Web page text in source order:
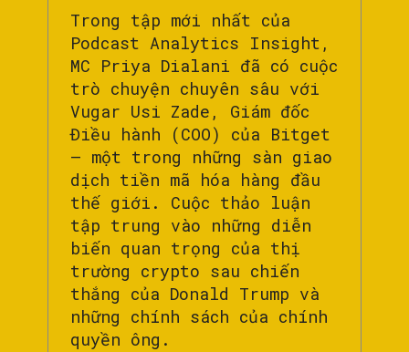
Trong tập mới nhất của
Podcast Analytics Insight,
MC Priya Dialani đã có cuộc
trò chuyện chuyên sâu với
Vugar Usi Zade, Giám đốc
Điều hành (COO) của Bitget
– một trong những sàn giao
dịch tiền mã hóa hàng đầu
thế giới. Cuộc thảo luận
tập trung vào những diễn
biến quan trọng của thị
trường crypto sau chiến
thắng của Donald Trump và
những chính sách của chính
quyền ông.